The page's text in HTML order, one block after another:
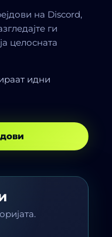
на Discord,
ги
целосната
идни